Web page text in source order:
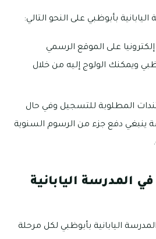
بأبوظبي على النحو التالي:
على الموقع الرسمي
ويمكنك الولوج إليه من خلال
المطلوبة للتسجيل وفي حال
ينبغي دفع جزء من الرسوم السنوية
المدرسة اليابانية
اليابانية بأبوظبي لكل مرحلة